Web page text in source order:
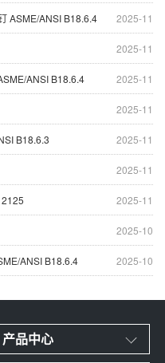
2025-11
ASME/ANSI B18.6.4
2025-11
2025-11
ANSI B18.6.4
2025-11
2025-11
B18.6.3
2025-11
2025-11
2025-10
2025-10
ANSI B18.6.4
产品中心